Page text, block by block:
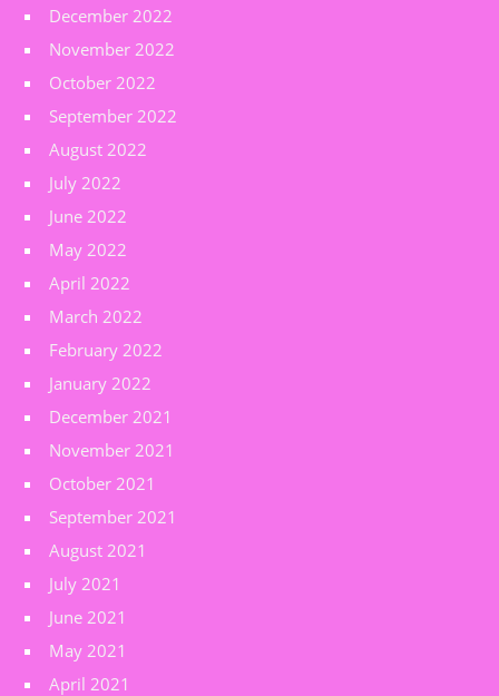
December 2022
November 2022
October 2022
September 2022
August 2022
July 2022
June 2022
May 2022
April 2022
March 2022
February 2022
January 2022
December 2021
November 2021
October 2021
September 2021
August 2021
July 2021
June 2021
May 2021
April 2021